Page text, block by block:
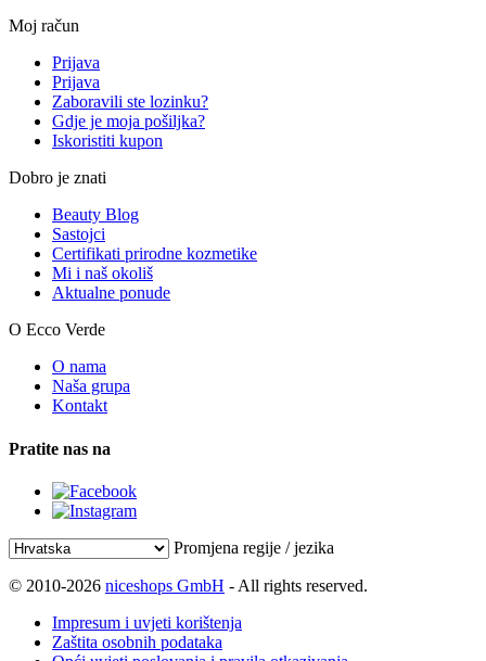
Moj račun
Prijava
Prijava
Zaboravili ste lozinku?
Gdje je moja pošiljka?
Iskoristiti kupon
Dobro je znati
Beauty Blog
Sastojci
Certifikati prirodne kozmetike
Mi i naš okoliš
Aktualne ponude
O Ecco Verde
O nama
Naša grupa
Kontakt
Pratite nas na
Promjena regije / jezika
© 2010-2026 niceshops GmbH - All rights reserved.
Impresum i uvjeti korištenja
Zaštita osobnih podataka